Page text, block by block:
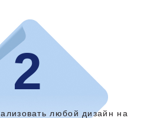
2
любой дизайн на